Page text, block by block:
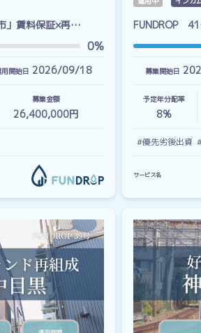
」賃料保証×再…
0%
開始日 2026/09/18
募集金額
26,400,000円
FUNDROP
募集開始日
予定年分配率
8%
#優先劣後出資
サービス名